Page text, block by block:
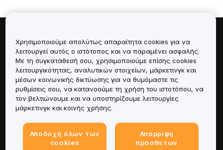
Πληροφορίες για
Υπηρεσίες
Υποστήριξη
Προϊόντα
Νομικά
Χρησιμοποιούμε απολύτως απαραίτητα cookies για να
λειτουργεί αυτός ο ιστότοπος και να παραμένει ασφαλής.
Με τη συγκατάθεσή σου, χρησιμοποιούμε επίσης cookies
λειτουργικότητας, αναλυτικών στοιχείων, μάρκετινγκ και
μέσων κοινωνικής δικτύωσης για να θυμόμαστε τις
ρυθμίσεις σου, να κατανοούμε τη χρήση του ιστοτόπου, να
τον βελτιώνουμε και να υποστηρίζουμε λειτουργίες
μάρκετινγκ και κοινής χρήσης.
Αποδοχή όλων των
cookies
Απόρριψη
πρόσθετων